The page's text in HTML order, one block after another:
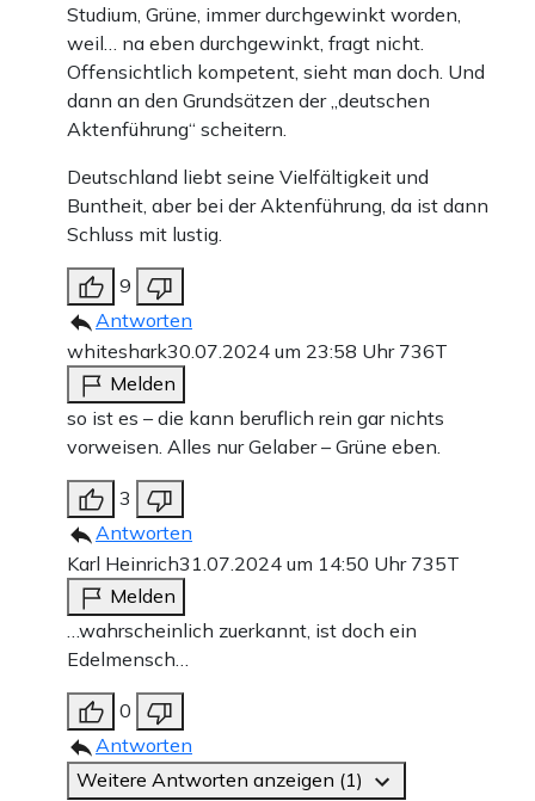
Studium, Grüne, immer durchgewinkt worden,
weil… na eben durchgewinkt, fragt nicht.
Offensichtlich kompetent, sieht man doch. Und
dann an den Grundsätzen der „deutschen
Aktenführung“ scheitern.
Deutschland liebt seine Vielfältigkeit und
Buntheit, aber bei der Aktenführung, da ist dann
Schluss mit lustig.
9
Antworten
whiteshark30.07.2024 um 23:58 Uhr 736T
Melden
so ist es – die kann beruflich rein gar nichts
vorweisen. Alles nur Gelaber – Grüne eben.
3
Antworten
Karl Heinrich31.07.2024 um 14:50 Uhr 735T
Melden
…wahrscheinlich zuerkannt, ist doch ein
Edelmensch…
0
Antworten
Weitere Antworten anzeigen (1)